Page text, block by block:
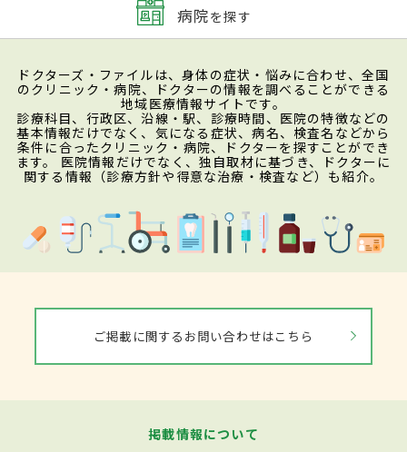
病院を探す
ドクターズ・ファイルは、身体の症状・悩みに合わせ、全国
のクリニック・病院、ドクターの情報を調べることができる
地域医療情報サイトです。
診療科目、行政区、沿線・駅、診療時間、医院の特徴などの
基本情報だけでなく、気になる症状、病名、検査名などから
条件に合ったクリニック・病院、ドクターを探すことができ
ます。 医院情報だけでなく、独自取材に基づき、ドクターに
関する情報（診療方針や得意な治療・検査など）も紹介。
ご掲載に関するお問い合わせはこちら
掲載情報について